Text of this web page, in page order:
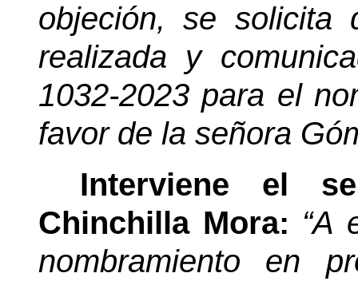
objeción, se solicita
realizada y
1032-2023 para el
favor de la señora
Interviene el
Chinchilla Mora: “A
nombramiento en